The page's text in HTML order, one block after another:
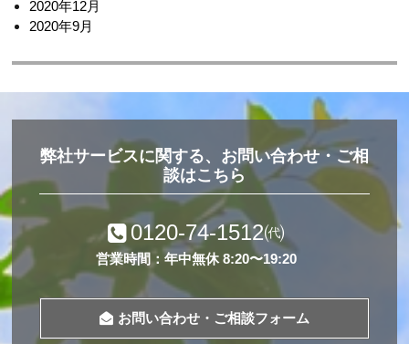
2020年12月
2020年9月
弊社サービスに関する、お問い合わせ・ご相
談はこちら
0120-74-1512㈹
営業時間：年中無休 8:20〜19:20
お問い合わせ・ご相談フォーム